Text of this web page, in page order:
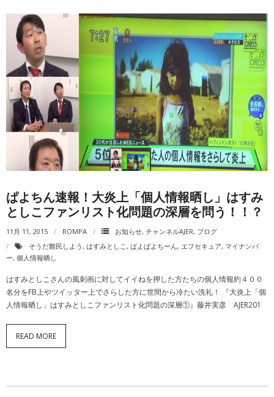
ぱよちん速報！大炎上「個人情報晒し」はすみ
としこファンリスト化問題の深層を問う！！？
11月 11, 2015 ROMPA お知らせ, チャンネルAJER, ブログ
そうだ難民しよう , はすみとしこ, ぱよぱよちーん, エフセキュア, マイナンバ
ー, 個人情報晒し
はすみとしこさんの風刺画に対してイイねを押した方たちの個人情報約４００
名分をFB上やツイッター上でさらした方に世間から冷たい洗礼！ 『大炎上「個
人情報晒し」はすみとしこファンリスト化問題の深層①』藤井実彦 AJER201
READ MORE